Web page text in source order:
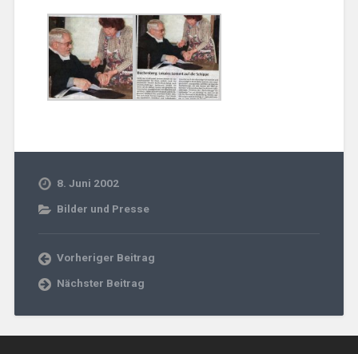
8. Juni 2002
Bilder und Presse
Vorheriger Beitrag
Nächster Beitrag